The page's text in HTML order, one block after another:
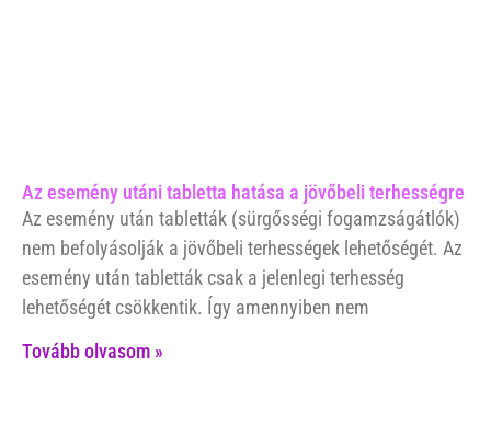
Az esemény utáni tabletta hatása a jövőbeli terhességre
Az esemény után tabletták (sürgősségi fogamzságátlók)
nem befolyásolják a jövőbeli terhességek lehetőségét. Az
esemény után tabletták csak a jelenlegi terhesség
lehetőségét csökkentik. Így amennyiben nem
Tovább olvasom »